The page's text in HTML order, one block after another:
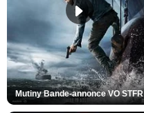
Mutiny Bande-annonce VO STFR